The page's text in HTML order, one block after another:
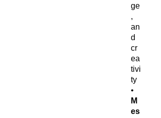
ge
,
an
d
cr
ea
tivi
ty
•
M
es